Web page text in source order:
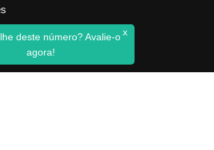
WordPress
deste número? Avalie-o
agora!
x